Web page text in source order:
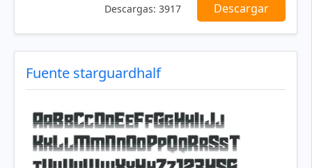
Descargas: 3917 Descargar
Fuente starguardhalf